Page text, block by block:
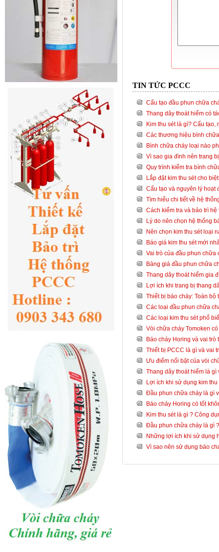
TIN TỨC PCCC
Cấu tạo đầu phun chữa
Thang dây thoát hiểm có
Kim thu sét là gì? Cấu
Các thương hiệu bình
Bình chữa cháy loại nào
Vì sao gia đình nên trang
Quy trình kiểm tra bình
Lắp đặt kim thu sét cho
Cấu tạo và nguyên lý hoạt
Tìm hiểu chi tiết về hệ
Cách kiểm tra và bảo trì
Lý do nên chọn hệ thống
Nên chọn kim thu sét loại
Báo giá kim thu sét mới
Vai trò của đầu phun chữa
Bảng giá đầu phun chữa
Thang dây thoát hiểm gia
Lợi ích khi trang bị thang
Thiết bị báo cháy: Toàn
Các loại đầu phun chữa
Các loại kim thu sét phổ
Vòi chữa cháy Tomoken
Báo cháy Horing và vai
Thiết bị PCCC là gì và vai
Ưu điểm nổi bật của vòi
Thang dây thoát hiểm là
Lợi ích khi sử dụng kim
Đầu phun chữa cháy là gì
Báo cháy Horing có tốt
Kim thu sét là gì ? Công
Đầu phun chữa cháy là gì
Những lợi ích khi sử dụng
Vì sao nên sử dụng báo